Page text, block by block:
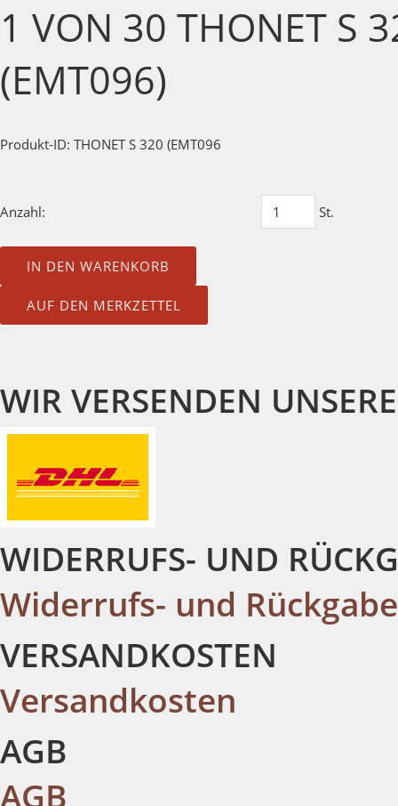
1 VON 30 THONET S
(EMT096)
Produkt-ID: THONET S 320 (EMT096
Anzahl: St.
IN DEN WARENKORB
AUF DEN MERKZETTEL
WIR VERSENDEN
WIDERRUFS- UND
Widerrufs- und
VERSANDKOSTEN
Versandkosten
AGB
AGB